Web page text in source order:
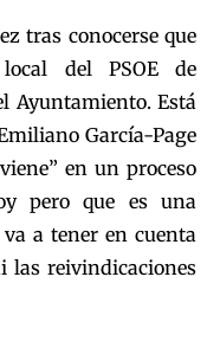
tras conocerse que
del PSOE de
Ayuntamiento. Está
García-Page
en un proceso
pero que es una
a tener en cuenta
las reivindicaciones